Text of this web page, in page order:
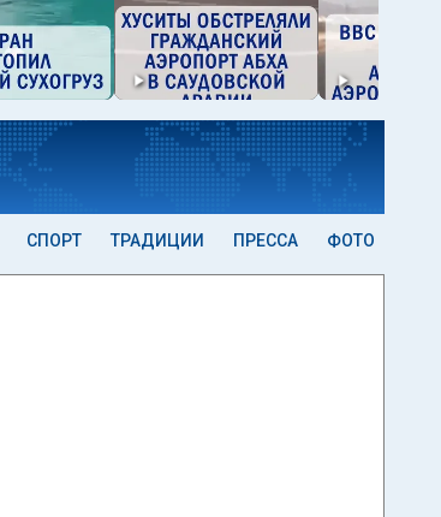
СПОРТ ТРАДИЦИИ ПРЕССА ФОТО